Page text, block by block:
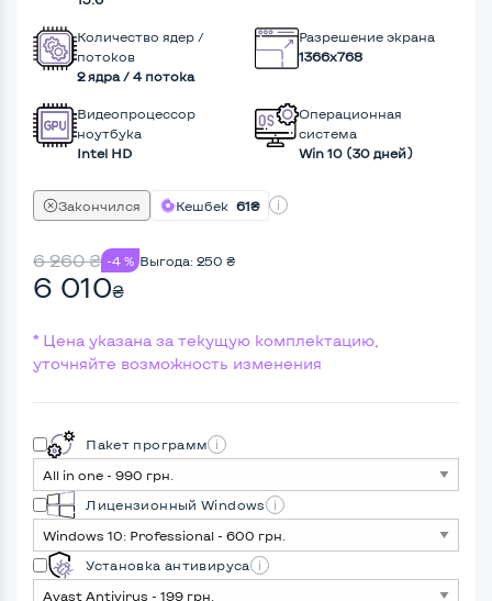
Количество ядер /
потоков
2 ядра / 4 потока
Разрешение экрана
1366x768
Видеопроцессор
ноутбука
Intel HD
Операционная
система
Win 10 (30 дней)
Закончился Кешбек 61₴
6 260₴ -4 % Выгода: 250 ₴
6 010₴
* Цена указана за текущую комплектацию,
уточняйте возможность изменения
Пакет программ
Лицензионный Windows
Установка антивируса